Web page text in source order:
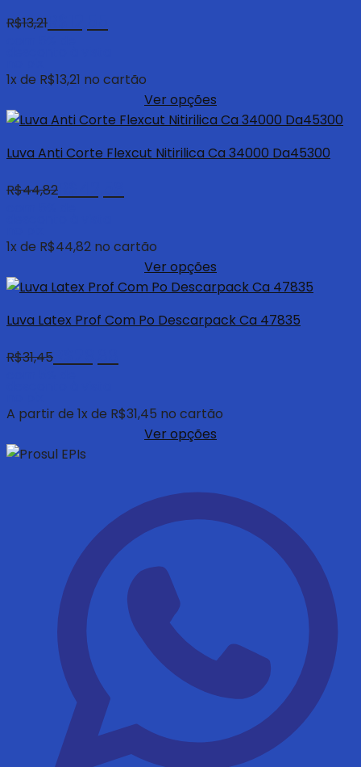
1x de R$13,21 no cartão
R$13,21
Ver opções
Luva Anti Corte Flexcut Nitirilica Ca 34000 Da45300
1x de R$44,82 no cartão
R$44,82
Ver opções
Luva Latex Prof Com Po Descarpack Ca 47835
A partir de 1x de R$31,45 no cartão
R$31,45
Ver opções